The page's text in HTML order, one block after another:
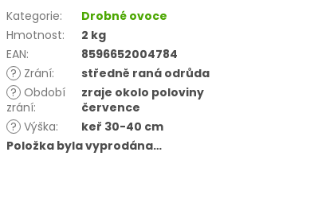
Kategorie:
Drobné ovoce
Hmotnost:
2 kg
EAN:
8596652004784
? Zrání:
středně raná odrůda
? Období
zrání:
zraje okolo poloviny
července
? Výška:
keř 30-40 cm
Položka byla vyprodána…